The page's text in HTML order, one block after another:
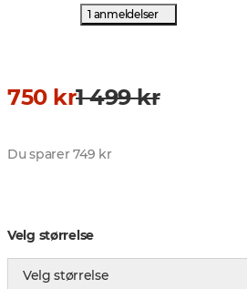
1 anmeldelser
750 kr1 499 kr
Du sparer 749 kr
Velg størrelse
Velg størrelse